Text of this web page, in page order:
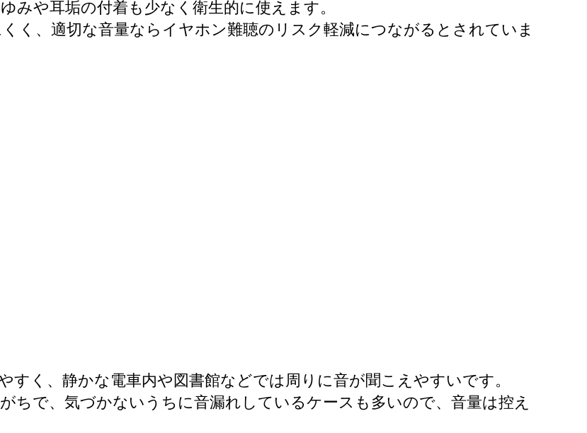
みや耳垢の付着も少なく衛生的に使えます。​
く、適切な音量ならイヤホン難聴のリスク軽減につながるとされていま
く、静かな電車内や図書館などでは周りに音が聞こえやすいです。​
ちで、気づかないうちに音漏れしているケースも多いので、音量は控え